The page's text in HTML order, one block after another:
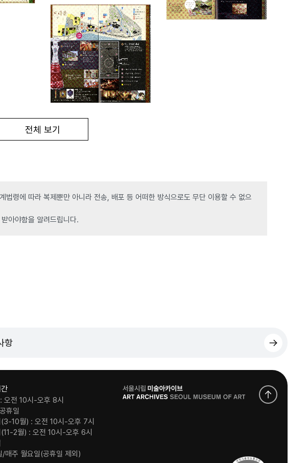
전체 보기
법령에 따라 복제뿐만 아니라 전송, 배포 등 어떠한 방식으로도 무단 이용할 수 없으
아야함을 알려드립니다.
항
오전 10시-오후 8시
휴일
(3-10월) : 오전 10시-오후 7시
2월) : 오전 10시-오후 6시
/매주 월요일(공휴일 제외)
로
고